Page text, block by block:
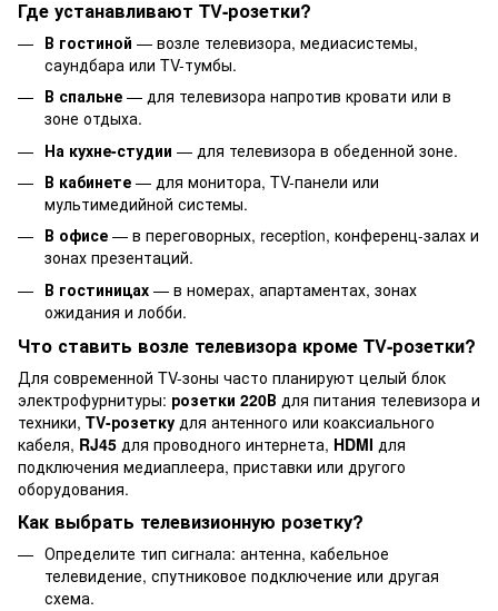
Где устанавливают TV-розетки?
В гостиной — возле телевизора, медиасистемы,
саундбара или TV-тумбы.
В спальне — для телевизора напротив кровати или в
зоне отдыха.
На кухне-студии — для телевизора в обеденной зоне.
В кабинете — для монитора, TV-панели или
мультимедийной системы.
В офисе — в переговорных, reception, конференц-залах и
зонах презентаций.
В гостиницах — в номерах, апартаментах, зонах
ожидания и лобби.
Что ставить возле телевизора кроме TV-розетки?
Для современной TV-зоны часто планируют целый блок
электрофурнитуры: розетки 220В для питания телевизора и
техники, TV-розетку для антенного или коаксиального
кабеля, RJ45 для проводного интернета, HDMI для
подключения медиаплеера, приставки или другого
оборудования.
Как выбрать телевизионную розетку?
Определите тип сигнала: антенна, кабельное
телевидение, спутниковое подключение или другая
схема.